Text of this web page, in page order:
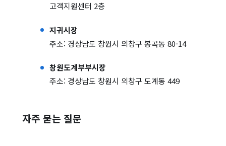
고객지원센터 2층
지귀시장
주소: 경상남도 창원시 의창구 봉곡동 80-14
창원도계부부시장
주소: 경상남도 창원시 의창구 도계동 449
자주 묻는 질문